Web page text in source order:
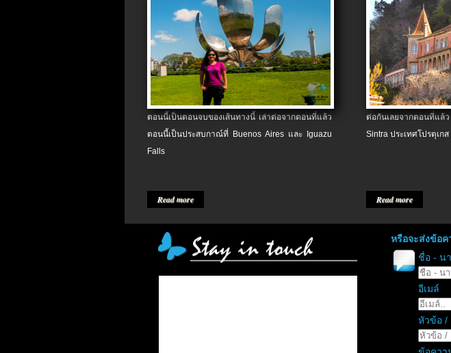
ตอนนี้เป็นตอนจบของเส้นทางนี้ เล่าต่อจากตอนที่แล้ว
ตอนนี้เป็นประสบกาณ์ที่ Buenos Aires และ Iguazu
Falls
Read more
ต่อกันเลยจากตอนที่แ
Sintra ประเทศโปรตุเกส
Read more
หรือจะส่งข้อค
ชื่อ - น
อีเมล์
หัวข้อ /